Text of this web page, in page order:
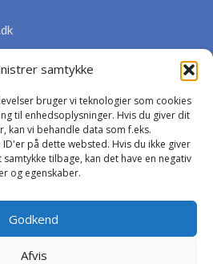
samtykke
bruger vi teknologier som cookies
til enhedsoplysninger. Hvis du giver dit
kan vi behandle data som f.eks.
på dette websted. Hvis du ikke giver
tilbage, kan det have en negativ
og egenskaber.
Godkend
Afvis| 2021-2026